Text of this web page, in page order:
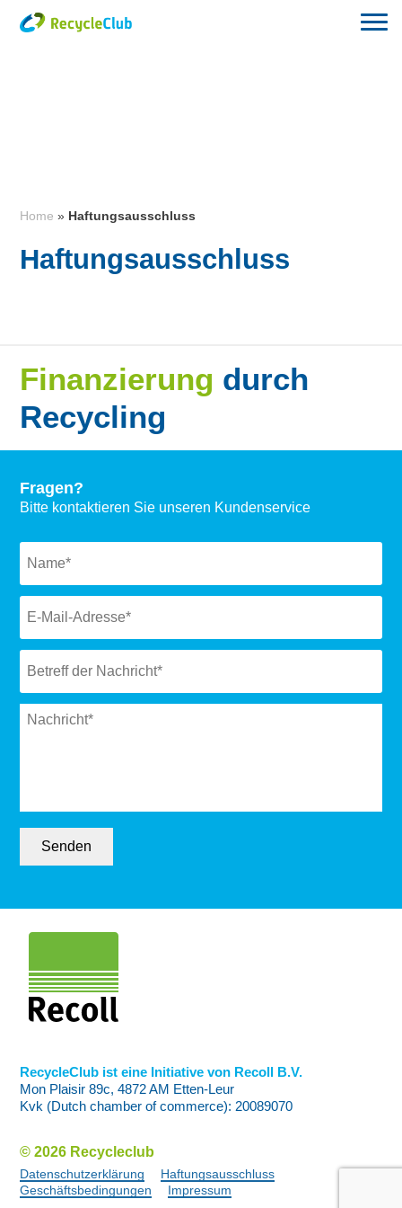
Home » Haftungsausschluss
Haftungsausschluss
Finanzierung durch
Recycling
Fragen?
Bitte kontaktieren Sie unseren Kundenservice
Naam *
Email *
Subject *
Message *
Senden
RecycleClub ist eine Initiative von Recoll B.V.
Mon Plaisir 89c, 4872 AM Etten-Leur
Kvk (Dutch chamber of commerce): 20089070
© 2026 Recycleclub
Datenschutzerklärung
Haftungsausschluss
Geschäftsbedingungen
Impressum